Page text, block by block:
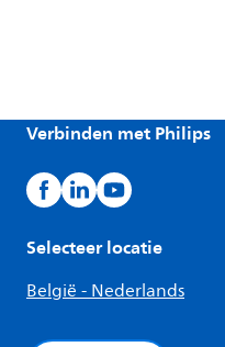
Verbinden met Philips
Selecteer locatie
België - Nederlands